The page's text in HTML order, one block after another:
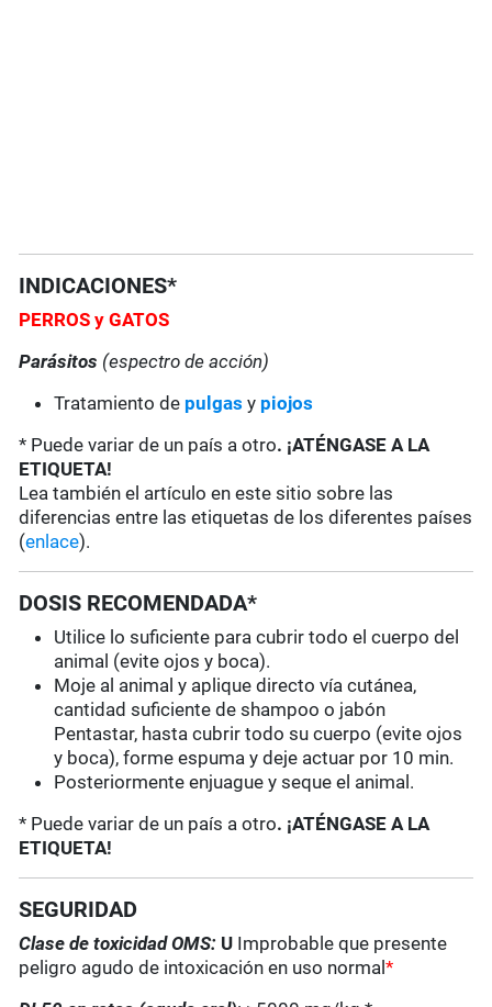
INDICACIONES*
PERROS y GATOS
Parásitos (espectro de acción)
Tratamiento de pulgas y piojos
* Puede variar de un país a otro. ¡ATÉNGASE A LA
ETIQUETA!
Lea también el artículo en este sitio sobre las
diferencias entre las etiquetas de los diferentes países
(enlace).
DOSIS RECOMENDADA*
Utilice lo suficiente para cubrir todo el cuerpo del
animal (evite ojos y boca).
Moje al animal y aplique directo vía cutánea,
cantidad suficiente de shampoo o jabón
Pentastar, hasta cubrir todo su cuerpo (evite ojos
y boca), forme espuma y deje actuar por 10 min.
Posteriormente enjuague y seque el animal.
* Puede variar de un país a otro. ¡ATÉNGASE A LA
ETIQUETA!
SEGURIDAD
Clase de toxicidad OMS: U Improbable que presente
peligro agudo de intoxicación en uso normal*